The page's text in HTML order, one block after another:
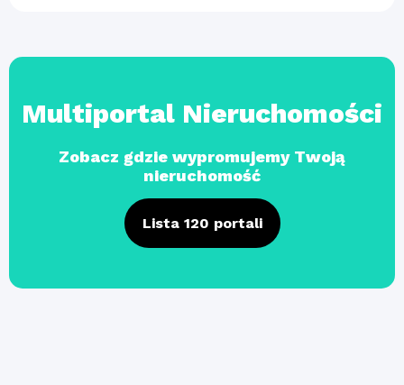
Multiportal Nieruchomości
Zobacz gdzie wypromujemy Twoją
nieruchomość
Lista 120 portali